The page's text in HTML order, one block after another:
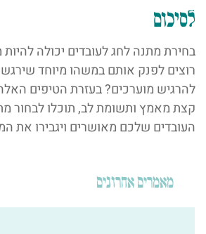
לסיכום
בחירת מתנה לחג לעובדים יכולה
רוצים לפנק אותם במשהו מיוחד
להרגיש מוערכים? בעזרת הטיפים
קצת מאמץ ותשומת לב, תוכלו לבחור
העובדים שלכם מאושרים ויגבירו את
מאמרים אחרונים